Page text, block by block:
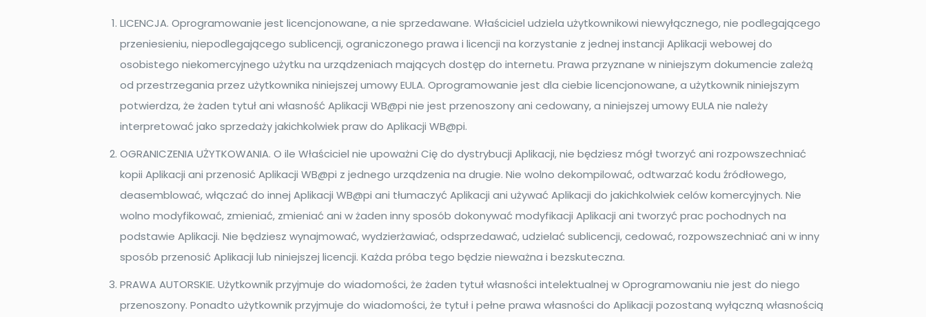
LICENCJA. Oprogramowanie jest licencjonowane, a nie sprzedawane. Właściciel udziela użytkownikowi niewyłącznego, nie podlegającego
przeniesieniu, niepodlegającego sublicencji, ograniczonego prawa i licencji na korzystanie z jednej instancji Aplikacji webowej do
osobistego niekomercyjnego użytku na urządzeniach mających dostęp do internetu. Prawa przyznane w niniejszym dokumencie zależą
od przestrzegania przez użytkownika niniejszej umowy EULA. Oprogramowanie jest dla ciebie licencjonowane, a użytkownik niniejszym
potwierdza, że ​​żaden tytuł ani własność Aplikacji WB@pi nie jest przenoszony ani cedowany, a niniejszej umowy EULA nie należy
interpretować jako sprzedaży jakichkolwiek praw do Aplikacji WB@pi.
OGRANICZENIA UŻYTKOWANIA. O ile Właściciel nie upoważni Cię do dystrybucji Aplikacji, nie będziesz mógł tworzyć ani rozpowszechniać
kopii Aplikacji ani przenosić Aplikacji WB@pi z jednego urządzenia na drugie. Nie wolno dekompilować, odtwarzać kodu źródłowego,
deasemblować, włączać do innej Aplikacji WB@pi ani tłumaczyć Aplikacji ani używać Aplikacji do jakichkolwiek celów komercyjnych. Nie
wolno modyfikować, zmieniać, zmieniać ani w żaden inny sposób dokonywać modyfikacji Aplikacji ani tworzyć prac pochodnych na
podstawie Aplikacji. Nie będziesz wynajmować, wydzierżawiać, odsprzedawać, udzielać sublicencji, cedować, rozpowszechniać ani w inny
sposób przenosić Aplikacji lub niniejszej licencji. Każda próba tego będzie nieważna i bezskuteczna.
PRAWA AUTORSKIE. Użytkownik przyjmuje do wiadomości, że żaden tytuł własności intelektualnej w Oprogramowaniu nie jest do niego
przenoszony. Ponadto użytkownik przyjmuje do wiadomości, że tytuł i pełne prawa własności do Aplikacji pozostaną wyłączną własnością